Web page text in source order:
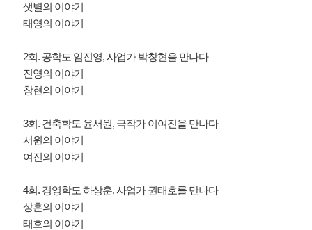
샛별의 이야기
태영의 이야기
2회. 공학도 임진영, 사업가 박창현을 만나다
진영의 이야기
창현의 이야기
3회. 건축학도 윤서원, 극작가 이여진을 만나다
서원의 이야기
여진의 이야기
4회. 경영학도 하상훈, 사업가 권태호를 만나다
상훈의 이야기
태호의 이야기